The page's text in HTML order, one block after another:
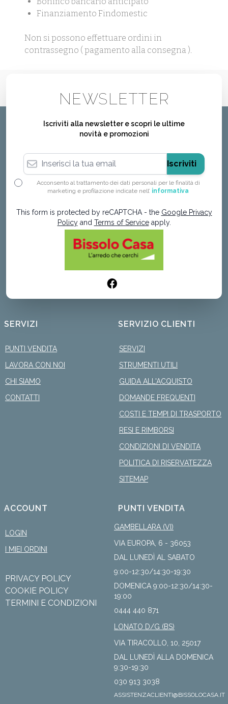
Finanziamento Findomestic
Non si possono effettuare ordini in
contrassegno ( pagamento alla consegna ).
SERVIZI
PUNTI VENDITA
LAVORA CON NOI
CHI SIAMO
CONTATTI
SERVIZIO CLIENTI
SERVIZI
STRUMENTI UTILI
GUIDA ALL'ACQUISTO
DOMANDE FREQUENTI
COSTI E TEMPI DI TRASPORTO
RESI E RIMBORSI
CONDIZIONI DI VENDITA
POLITICA DI RISERVATEZZA
SITEMAP
NEWSLETTER
Iscriviti alla newsletter e scopri le ultime
novità e promozioni
Indirizzo email
Iscriviti
Acconsento al trattamento dei dati personali per le finalità di
marketing e profilazione indicate nell’ informativa
This form is protected by reCAPTCHA - the Google Privacy
Policyand Terms of Serviceapply.
ACCOUNT
LOGIN
I MIEI ORDINI
PRIVACY POLICY
COOKIE POLICY
TERMINI E CONDIZIONI
PUNTI VENDITA
GAMBELLARA (VI)
VIA EUROPA, 6 - 36053
DAL LUNEDÌ AL SABATO
9:00-12:30/14:30-19:30
DOMENICA 9:00-12:30/14:30-
19:00
0444 440 871
LONATO D/G (BS)
VIA TIRACOLLO, 10, 25017
DAL LUNEDÌ ALLA DOMENICA
9:30-19:30
030 913 3038
ASSISTENZACLIENTI@BISSOLOCASA.IT